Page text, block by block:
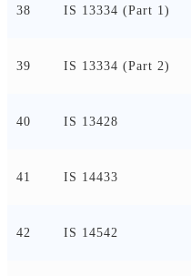
38 IS 13334 (Part 1)
39 IS 13334 (Part 2)
40 IS 13428
41 IS 14433
42 IS 14542